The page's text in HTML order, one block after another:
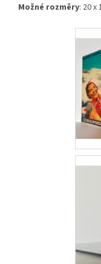
Možné rozměry: 20 x